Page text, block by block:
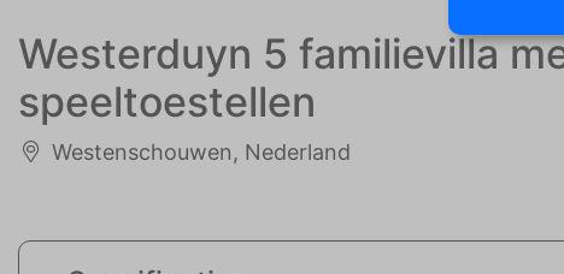
Westerduyn 5 familievilla
speeltoestellen
Westenschouwen, Nederland